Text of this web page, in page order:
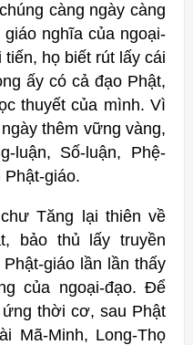
càng ngày càng
nghĩa của ngoại-
họ biết rút lấy cái
ấy có cả đạo Phật,
thuyết của mình. Vì
thêm vững vàng,
luận, Số-luận, Phệ-
giáo.
Tăng lại thiên về
bảo thủ lấy truyền
giáo lần lần thấy
của ngoại-đạo. Để
thời cơ, sau Phật
Mã-Minh, Long-Thọ